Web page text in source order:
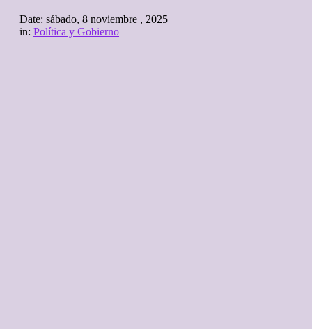
Date: sábado, 8 noviembre , 2025
in: Política y Gobierno